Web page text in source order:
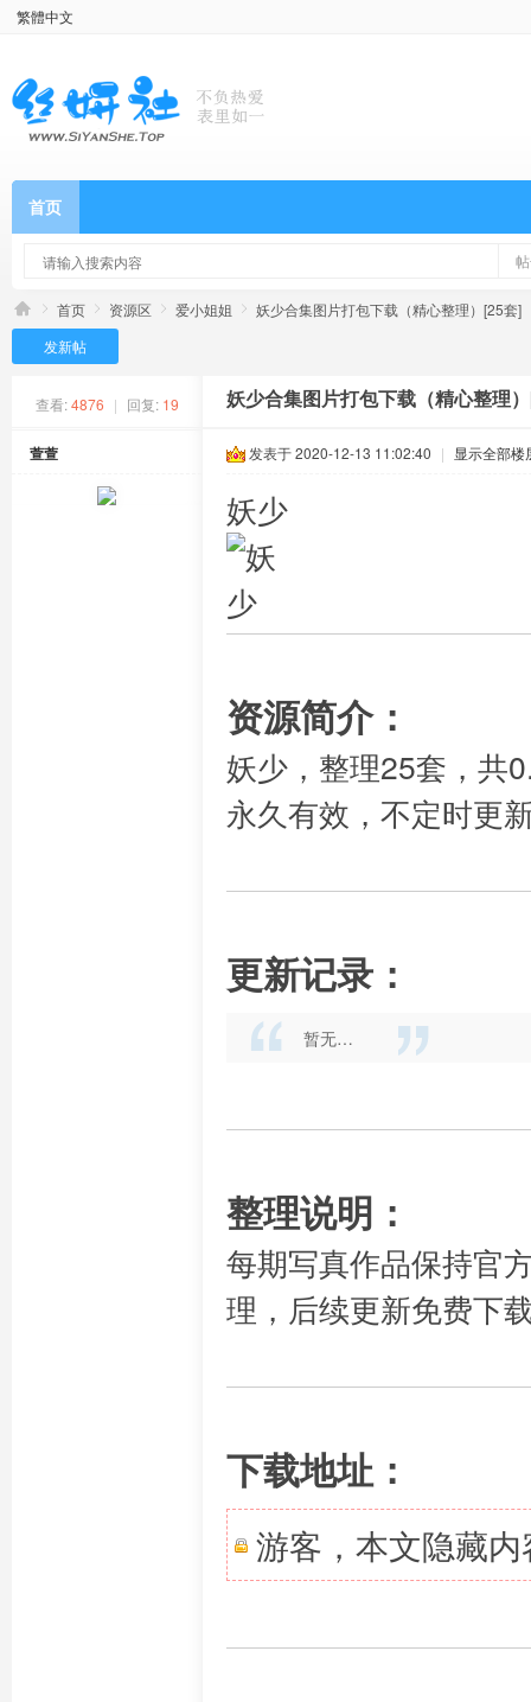
繁體中文
首页
首页 资源区 爱小姐姐
妖少合集图片打包下载（精心整理）[25套]
发新帖
查看: 4876 | 回复: 19 妖少合集图片打包下载（精心整理
萱萱 发表于 2020-12-13 11:02:40 | 显示全部楼
妖少
资源简介：
妖少，整理25套，共
永久有效，不定时更
更新记录：
暂无…
整理说明：
每期写真作品保持官
理，后续更新免费下
下载地址：
游客，本文隐藏内